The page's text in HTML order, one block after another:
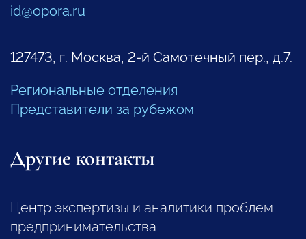
id@opora.ru
127473, г. Москва, 2-й Самотечный пер., д.7.
Региональные отделения
Представители за рубежом
Другие контакты
Центр экспертизы и аналитики проблем
предпринимательства